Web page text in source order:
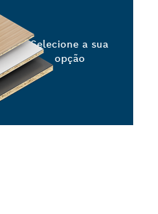
Selecione a sua
opção